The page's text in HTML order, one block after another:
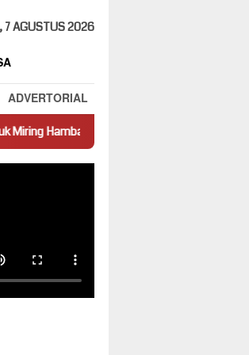
7 AGUSTUS 2026
ADVERTORIAL
Lalu Lintas di Jalan Panti–Simpang Empat